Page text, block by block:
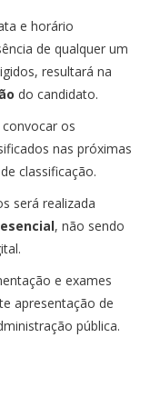
e horário
de qualquer um
resultará na
do candidato.
os
nas próximas
classificação.
será realizada
, não sendo
e exames
apresentação de
pública.